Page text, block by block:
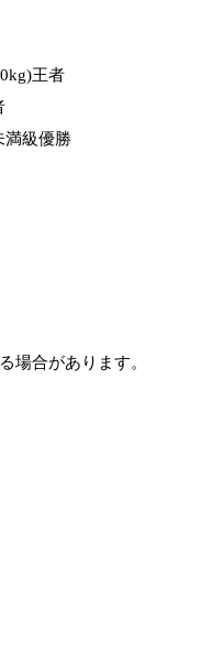
王者
満級優勝
場合があります。